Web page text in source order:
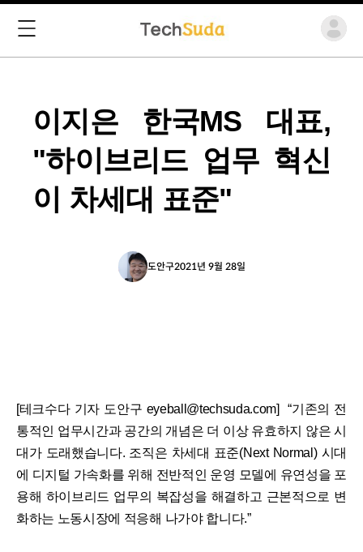
이지은 한국MS 대표,
"하이브리드 업무 혁신
이 차세대 표준"
도안구2021년 9월 28일
[테크수다 기자 도안구 eyeball@techsuda.com] “기존의 전
통적인 업무시간과 공간의 개념은 더 이상 유효하지 않은 시
대가 도래했습니다. 조직은 차세대 표준(Next Normal) 시대
에 디지털 가속화를 위해 전반적인 운영 모델에 유연성을 포
용해 하이브리드 업무의 복잡성을 해결하고 근본적으로 변
화하는 노동시장에 적응해 나가야 합니다.”